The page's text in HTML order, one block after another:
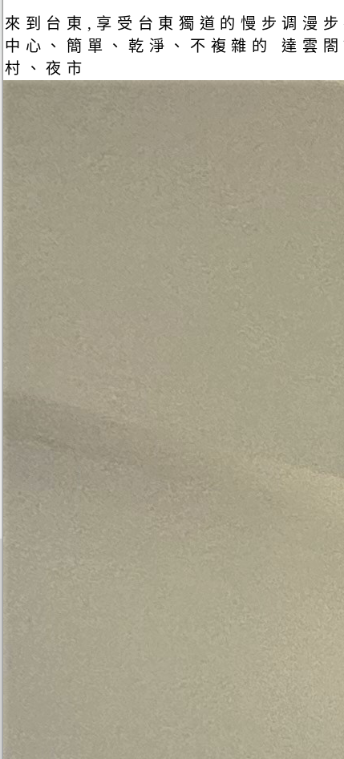
來到台東,享受台東獨道的慢步调漫
中心、簡單、乾淨、不複雜的 達雲
村、夜市